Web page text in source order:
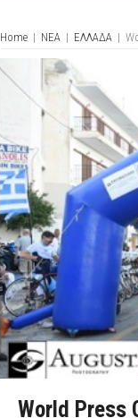
Home | ΝΕΑ | ΕΛΛΑΔΑ |
World Press